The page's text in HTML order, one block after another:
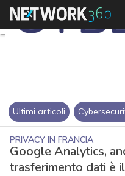
Ultimi articoli
PRIVACY IN FRANCIA
Google Analytics,
trasferimento dati è